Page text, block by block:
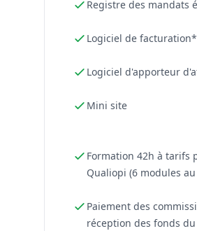
Registre des mandats
Logiciel de facturation*
Logiciel d'apporteur
Mini site
Formation 42h à tarifs
Qualiopi (6 modules
Paiement des
réception des fonds